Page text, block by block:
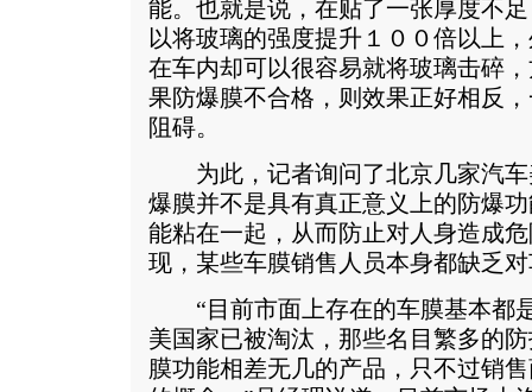
能。也就是说，在贴了一张厚度不
以将玻璃的强度提升１００倍以上
在车内却可以很容易就将玻璃击碎
果防爆膜不合格，则效果正好相反
阻碍。
为此，记者询问了北京几家汽车
爆膜并不是具有真正意义上的防爆
能粘在一起，从而防止对人身造成
现，某些车膜销售人员本身都缺乏
“目前市面上存在的车膜基本都
美国家已被淘汰，那些名目繁多的
膜功能相差无几的产品，只不过销